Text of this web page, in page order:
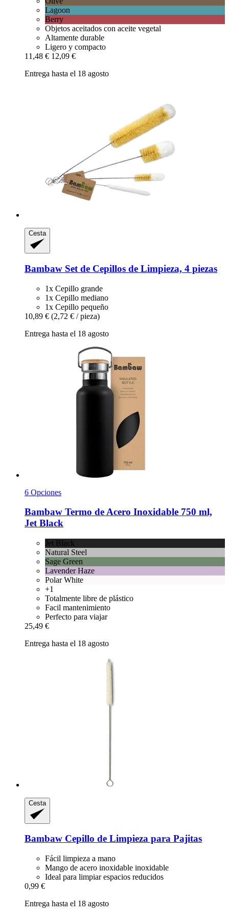
Lagoon
Berry
Objetos aceitados con aceite vegetal
Altamente durable
Ligero y compacto
11,48 € 12,09 €
Entrega hasta el 18 agosto
Cesta
Bambaw Set de Cepillos de Limpieza, 4 piezas
1x Cepillo grande
1x Cepillo mediano
1x Cepillo pequeño
10,89 € (2,72 € / pieza)
Entrega hasta el 18 agosto
6 Opciones
Bambaw Termo de Acero Inoxidable 750 ml,
Jet Black
Jet Black
Natural Steel
Sage Green
Lavender Haze
Polar White
+1
Totalmente libre de plástico
Facil mantenimiento
Perfecto para viajar
25,49 €
Entrega hasta el 18 agosto
Cesta
Bambaw Cepillo de Limpieza para Pajitas
Fácil limpieza a mano
Mango de acero inoxidable inoxidable
Ideal para limpiar espacios reducidos
0,99 €
Entrega hasta el 18 agosto